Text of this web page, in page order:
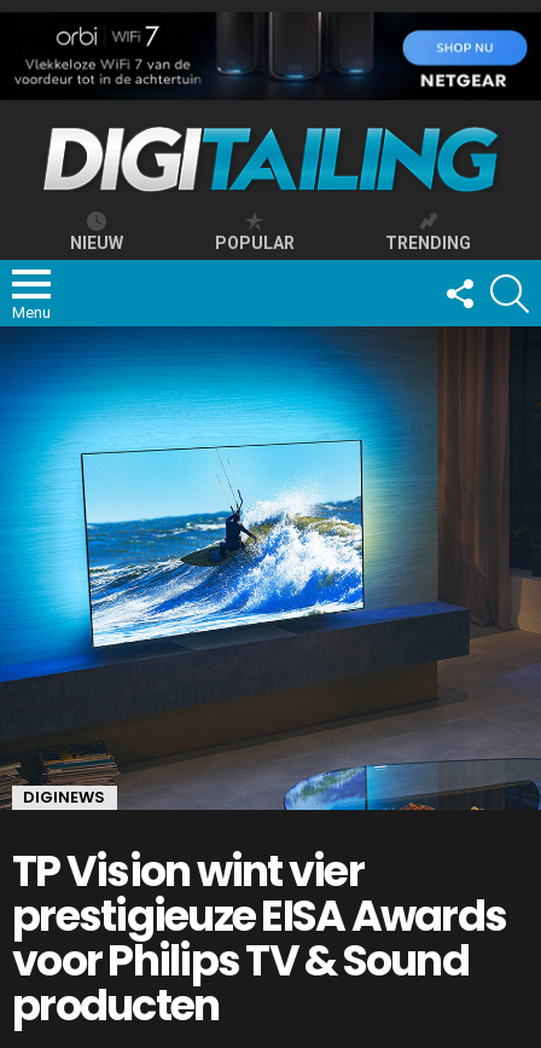
NIEUW POPULAR TRENDING
Menu
FOLLOW
US
DIGINEWS
TP Vision wint vier
prestigieuze EISA Awards
voor Philips TV & Sound
producten